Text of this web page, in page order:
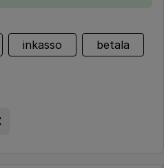
inkasso betala